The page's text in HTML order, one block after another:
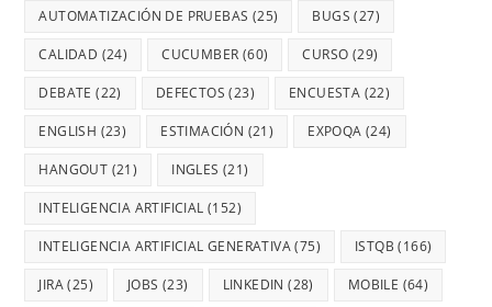
AUTOMATIZACIÓN DE PRUEBAS (25) BUGS (27)
CALIDAD (24) CUCUMBER (60) CURSO (29)
DEBATE (22) DEFECTOS (23) ENCUESTA (22)
ENGLISH (23) ESTIMACIÓN (21) EXPOQA (24)
HANGOUT (21) INGLES (21)
INTELIGENCIA ARTIFICIAL (152)
INTELIGENCIA ARTIFICIAL GENERATIVA(75) ISTQB (166)
JIRA(25) JOBS (23) LINKEDIN (28) MOBILE (64)